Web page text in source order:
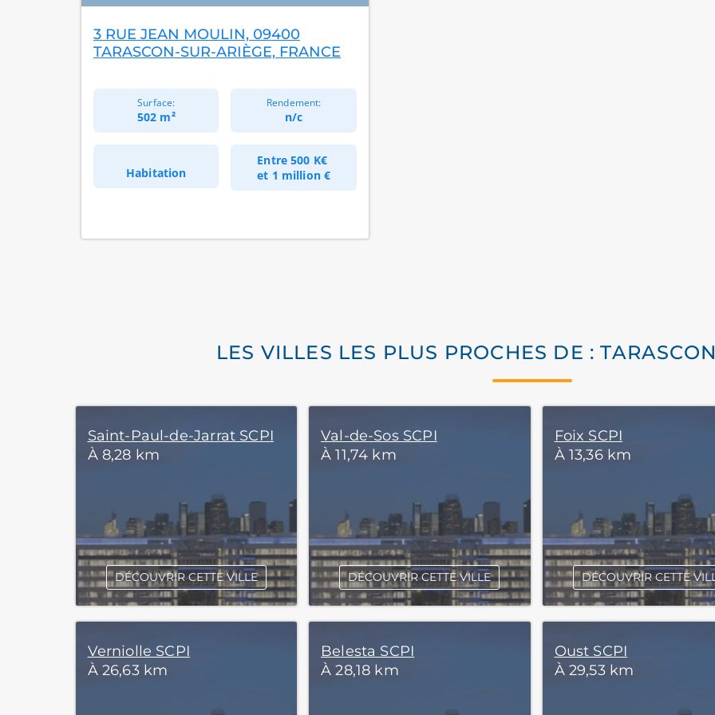
3 RUE JEAN MOULIN, 09400
TARASCON-SUR-ARIÈGE, FRANCE
Surface:
502 m²
Rendement:
n/c
Habitation
Entre500 K€
et 1 million €
LES VILLES LES PLUS PROCHES DE :
Saint-Paul-de-Jarrat SCPI
À 8,28 km
DÉCOUVRIR CETTE VILLE
Val-de-Sos SCPI
À 11,74 km
DÉCOUVRIR CETTE VILLE
Foix SCPI
À 13,36 km
DÉCOUVRIR CETTE
Verniolle SCPI
À 26,63 km
Belesta SCPI
À 28,18 km
Oust SCPI
À 29,53 km